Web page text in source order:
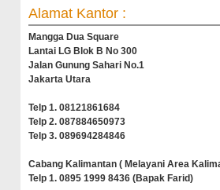
Alamat Kantor :
Mangga Dua Square
Lantai LG Blok B No 300
Jalan Gunung Sahari No.1
Jakarta Utara
Telp 1. 08121861684
Telp 2. 087884650973
Telp 3. 089694284846
Cabang Kalimantan ( Melayani Area
Telp 1. 0895 1999 8436 (Bapak Farid)